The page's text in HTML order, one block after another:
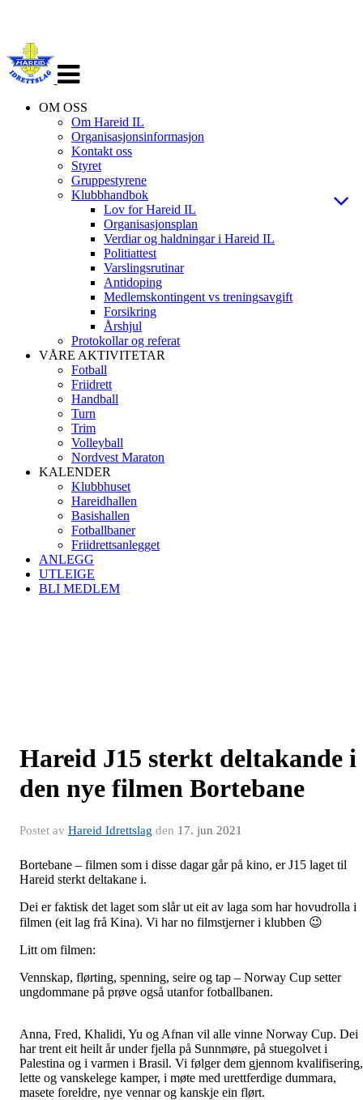
navigasjon
OM OSS
Om Hareid IL
Organisasjonsinformasjon
Kontakt oss
Styret
Gruppestyrene
Klubbhandbok
Lov for Hareid IL
Organisasjonsplan
Verdiar og haldningar i Hareid IL
Politiattest
Varslingsrutinar
Antidoping
Medlemskontingent vs treningsavgift
Forsikring
Årshjul
Protokollar og referat
VÅRE AKTIVITETAR
Fotball
Friidrett
Handball
Turn
Trim
Volleyball
Nordvest Maraton
KALENDER
Klubbhuset
Hareidhallen
Basishallen
Fotballbaner
Friidrettsanlegget
ANLEGG
UTLEIGE
BLI MEDLEM
Hareid J15 sterkt deltakande i
den nye filmen Bortebane
Postet av Hareid Idrettslag den 17. jun 2021
Bortebane – filmen som i disse dagar går på kino, er J15 laget til
Hareid sterkt deltakane i.
Dei er faktisk det laget som slår ut eit av laga som har hovudrolla i
filmen (eit lag frå Kina). Vi har no filmstjerner i klubben 😉
Litt om filmen:
Vennskap, flørting, spenning, seire og tap – Norway Cup setter
ungdommane på prøve også utanfor fotballbanen.
Anna, Fred, Khalidi, Yu og Afnan vil alle vinne Norway Cup. Dei
har trent eit heilt år under fjella på Sunnmøre, på stuegolvet i
Palestina og i varmen i Brasil. Vi følger dem gjennom kvalifisering,
lette og vanskelege kamper, i møte med urettferdige dummara,
masete foreldre, nye vennar og kanskje ein flørt.